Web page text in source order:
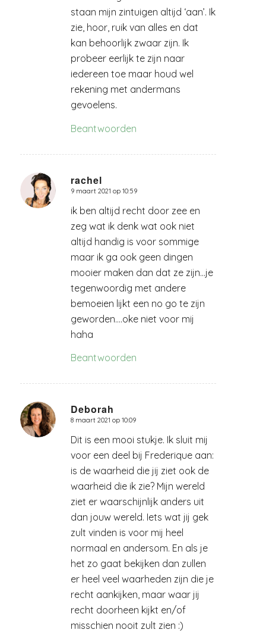
staan mijn zintuigen altijd ‘aan’. Ik
zie, hoor, ruik van alles en dat
kan behoorlijk zwaar zijn. Ik
probeer eerlijk te zijn naar
iedereen toe maar houd wel
rekening met andermans
gevoelens.
Beantwoorden
rachel
zegt:
9 maart 2021 op 10:59
ik ben altijd recht door zee en
zeg wat ik denk wat ook niet
altijd handig is voor sommige
maar ik ga ook geen dingen
mooier maken dan dat ze zijn…je
tegenwoordig met andere
bemoeien lijkt een no go te zijn
geworden….oke niet voor mij
haha
Beantwoorden
Deborah
zegt:
8 maart 2021 op 10:09
Dit is een mooi stukje. Ik sluit mij
voor een deel bij Frederique aan:
is de waarheid die jij ziet ook de
waarheid die ik zie? Mijn wereld
ziet er waarschijnlijk anders uit
dan jouw wereld. Iets wat jij gek
zult vinden is voor mij heel
normaal en andersom. En als je
het zo gaat bekijken dan zullen
er heel veel waarheden zijn die je
recht aankijken, maar waar jij
recht doorheen kijkt en/of
misschien nooit zult zien :)